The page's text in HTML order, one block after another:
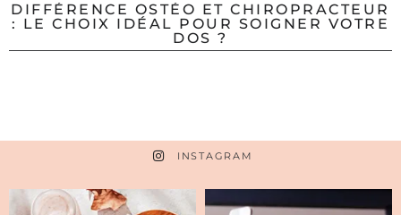
DIFFÉRENCE OSTÉO ET CHIROPRACTEUR
: LE CHOIX IDÉAL POUR SOIGNER VOTRE
DOS ?
INSTAGRAM